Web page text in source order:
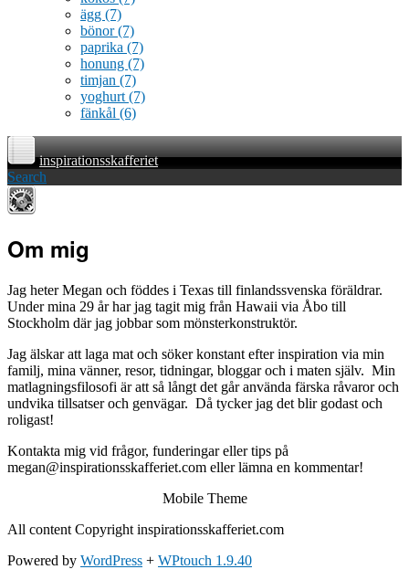
ägg (7)
bönor(7)
paprika (7)
honung (7)
timjan (7)
yoghurt (7)
fänkål (6)
inspirationsskafferiet
Search
Om mig
Jag heter Megan och föddes i Texas till finlandssvenska föräldrar.
Under mina 29 år har jag tagit mig från Hawaii via Åbo till
Stockholm där jag jobbar som mönsterkonstruktör.
Jag älskar att laga mat och söker konstant efter inspiration via min
familj, mina vänner, resor, tidningar, bloggar och i maten själv. Min
matlagningsfilosofi är att så långt det går använda färska råvaror och
undvika tillsatser och genvägar. Då tycker jag det blir godast och
roligast!
Kontakta mig vid frågor, funderingar eller tips på
megan@inspirationsskafferiet.com eller lämna en kommentar!
Mobile Theme
All content Copyright inspirationsskafferiet.com
Powered by WordPress + WPtouch 1.9.40